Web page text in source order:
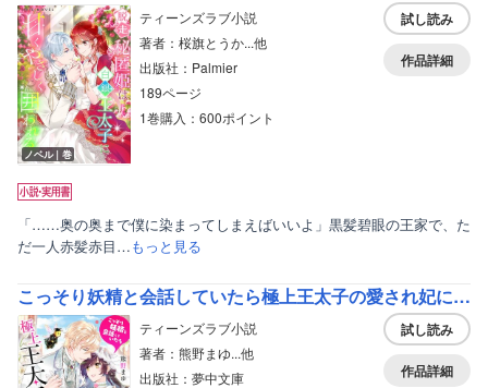
ノベル｜巻
ティーンズラブ小説
著者：桜旗とうか...他
出版社：Palmier
189ページ
1巻購入：600ポイント
試し読み
作品詳細
「……奥の奥まで僕に染まってしまえばいいよ」黒髪碧眼の王家で、た
だ一人赤髪赤目…もっと見る
こっそり妖精と会話していたら極上王太子の愛され妃になりました～真摯な殿下は溺甘で熱烈です！？～
ティーンズラブ小説
著者：熊野まゆ...他
出版社：夢中文庫
試し読み
作品詳細